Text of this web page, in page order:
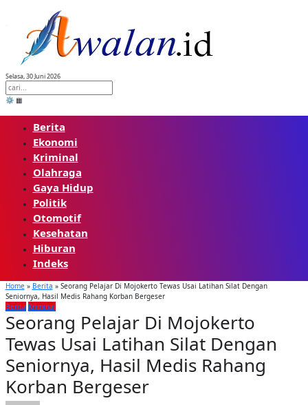
Selasa, 30 Juni 2026
⚙️ ▦
Berita
Ekonomi
Kriminal
Olahraga
Gaya Hidup
Politik
Otomotif
Kesehatan
Hiburan
Indeks
Home» Berita » Seorang Pelajar Di Mojokerto Tewas Usai Latihan Silat Dengan
Seniornya, Hasil Medis Rahang Korban Bergeser
Berita Kriminal
Seorang Pelajar Di Mojokerto
Tewas Usai Latihan Silat Dengan
Seniornya, Hasil Medis Rahang
Korban Bergeser